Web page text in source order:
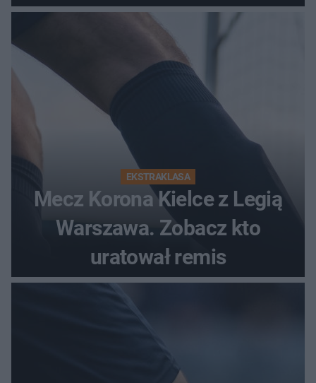
EKSTRAKLASA
Mecz Korona Kielce z Legią
Warszawa. Zobacz kto
uratował remis